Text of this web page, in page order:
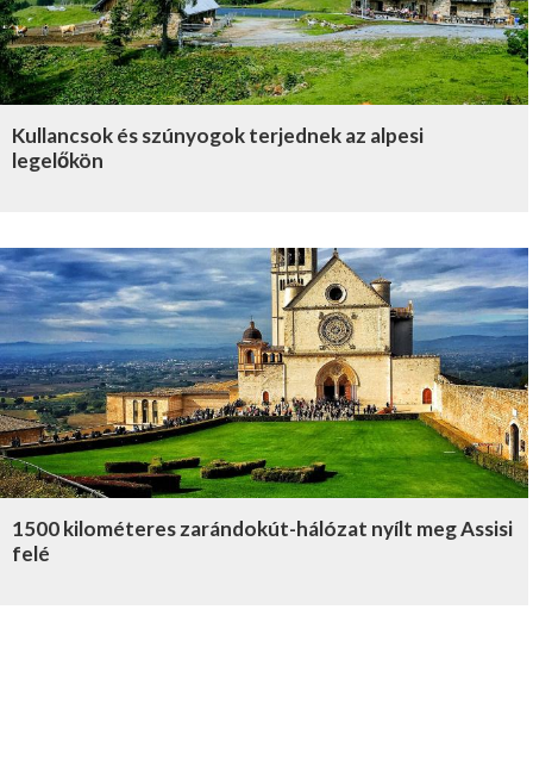
Kullancsok és szúnyogok terjednek az alpesi
legelőkön
1500 kilométeres zarándokút-hálózat nyílt meg Assisi
felé